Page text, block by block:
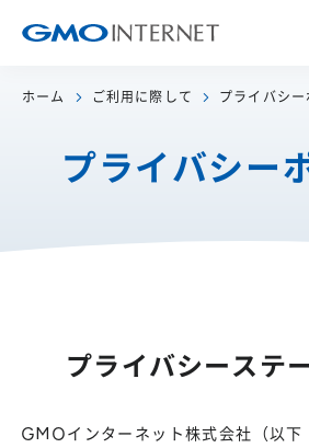
トップメッセージ
サービス
IRライブラリー
採用情報
ホーム ご利用に際して プライバシー
プライバシー
プライバシーステ
GMOインターネット株式会社（以下